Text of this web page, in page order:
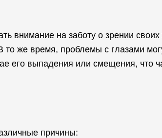
внимание на заботу о зрении
то же время, проблемы с глазами
его выпадения или смещения, что
причины: